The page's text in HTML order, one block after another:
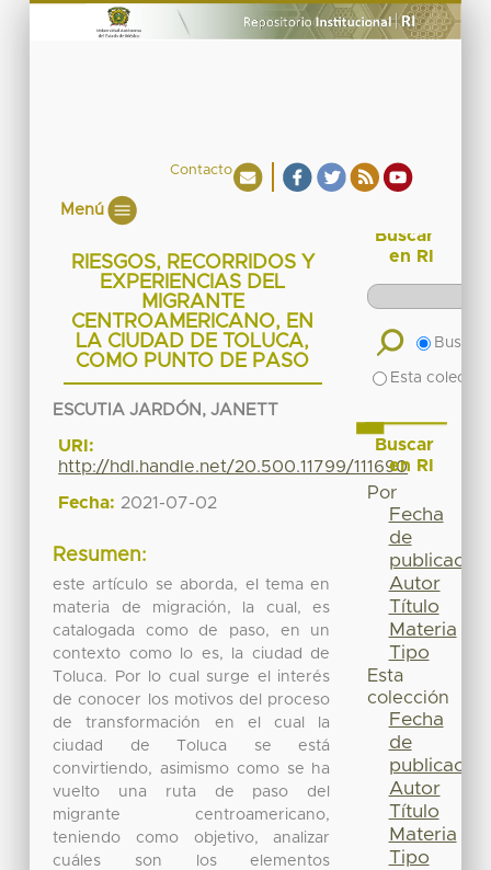
Contacto
Menú
RIESGOS, RECORRIDOS Y
EXPERIENCIAS DEL
MIGRANTE
CENTROAMERICANO, EN
LA CIUDAD DE TOLUCA,
COMO PUNTO DE PASO
ESCUTIA JARDÓN, JANETT
URI:
http://hdl.handle.net/20.500.11799/111690
Fecha: 2021-07-02
Resumen:
este artículo se aborda, el tema en
materia de migración, la cual, es
catalogada como de paso, en un
contexto como lo es, la ciudad de
Toluca. Por lo cual surge el interés
de conocer los motivos del proceso
de transformación en el cual la
ciudad de Toluca se está
convirtiendo, asimismo como se ha
vuelto una ruta de paso del
migrante centroamericano,
teniendo como objetivo, analizar
cuáles son los elementos
Buscar
en RI
Buscar
Esta
Buscar
en RI
Por
Fecha
de
publicación
Autor
Título
Materia
Tipo
Esta
colección
Fecha
de
publicación
Autor
Título
Materia
Tipo